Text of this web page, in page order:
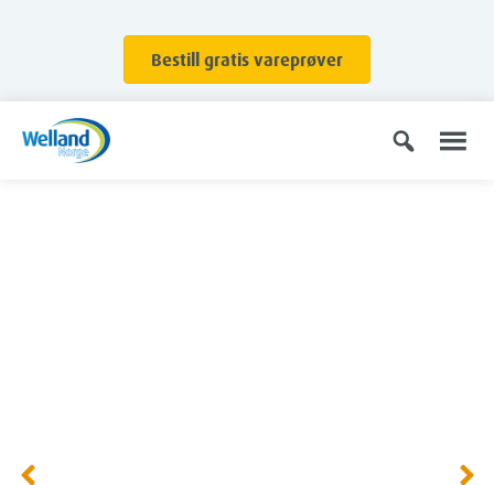
Bestill gratis vareprøver